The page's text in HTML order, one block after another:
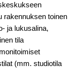
rakennuksen toinen
ja lukusalina,
tila
(mm. studiotila